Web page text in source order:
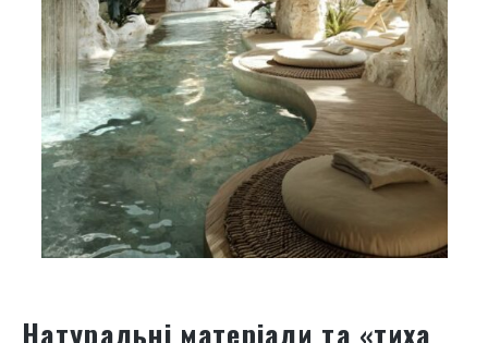
Натуральні матеріали та «тиха